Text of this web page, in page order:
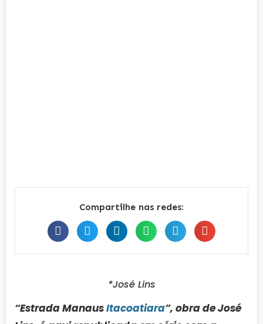
Compartilhe nas redes:
*José Lins
“Estrada ManausItacoatiara”, obra de José